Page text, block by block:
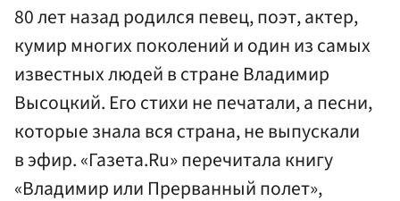
80 лет назад родился певец, поэт, актер,
кумир многих поколений и один из самых
известных людей в стране Владимир
Высоцкий. Его стихи не печатали, а песни,
которые знала вся страна, не выпускали
в эфир. «Газета.Ru» перечитала книгу
«Владимир или Прерванный полет»,